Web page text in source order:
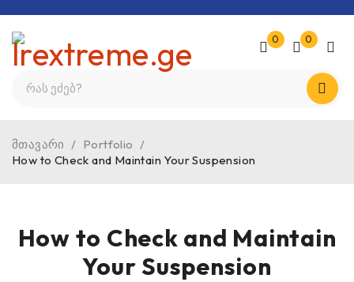
0 0
მთავარი / Portfolio /
How to Check and Maintain Your Suspension
How to Check and Maintain
Your Suspension